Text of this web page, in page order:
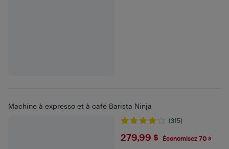
Machine à expresso et à café Barista Ninja
(315)
$279.99
279,99 $ Économisez 70 $